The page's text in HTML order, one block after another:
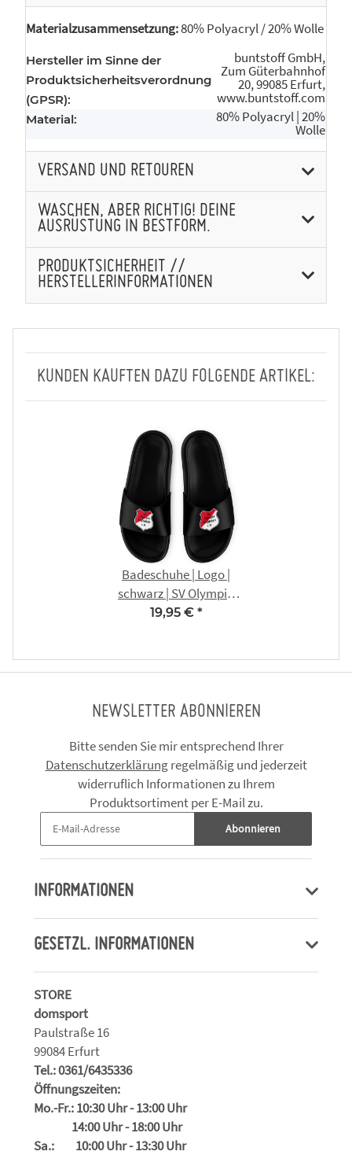
Materialzusammensetzung:80% Polyacryl / 20% Wolle
Hersteller im Sinne der
Produktsicherheitsverordnung
(GPSR):
buntstoff GmbH,
Zum Güterbahnhof
20, 99085 Erfurt,
www.buntstoff.com
Material: 80% Polyacryl | 20%
Wolle
VERSAND UND RETOUREN
WASCHEN, ABER RICHTIG! DEINE
AUSRÜSTUNG IN BESTFORM.
PRODUKTSICHERHEIT //
HERSTELLERINFORMATIONEN
KUNDEN KAUFTEN DAZU FOLGENDE ARTIKEL:
Badeschuhe | Logo |
schwarz | SV Olympia
Haßleben
19,95 € *
NEWSLETTER ABONNIEREN
Bitte senden Sie mir entsprechend Ihrer
Datenschutzerklärungregelmäßig und jederzeit
widerruflich Informationen zu Ihrem
Produktsortiment per E-Mail zu.
Abonnieren
INFORMATIONEN
GESETZL. INFORMATIONEN
STORE
domsport
Paulstraße 16
99084 Erfurt
Tel.: 0361/6435336
Öffnungszeiten:
Mo.-Fr.: 10:30 Uhr - 13:00 Uhr
14:00 Uhr - 18:00 Uhr
Sa.: 10:00 Uhr - 13:30 Uhr